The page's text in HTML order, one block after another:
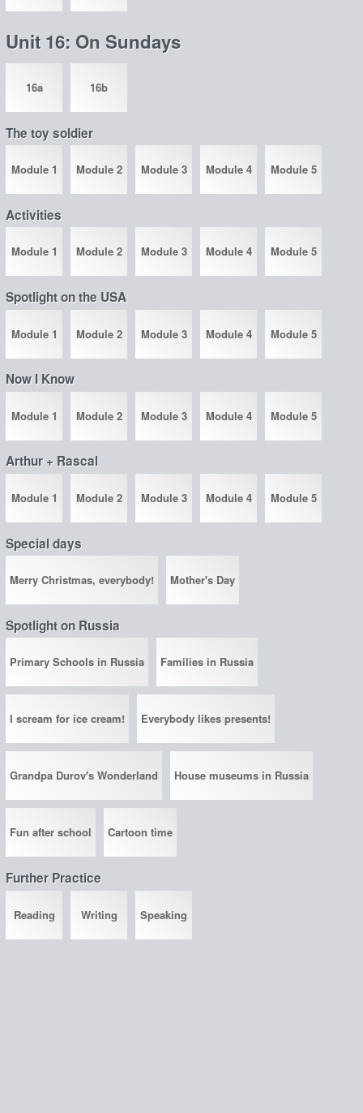
Unit 16: On Sundays
16a 16b
The toy soldier
Module 1 Module 2 Module 3 Module 4 Module 5
Activities
Module 1 Module 2 Module 3 Module 4 Module 5
Spotlight on the USA
Module 1 Module 2 Module 3 Module 4 Module 5
Now I Know
Module 1 Module 2 Module 3 Module 4 Module 5
Arthur + Rascal
Module 1 Module 2 Module 3 Module 4 Module 5
Special days
Merry Christmas, everybody! Mother's Day
Spotlight on Russia
Primary Schools in Russia Families in Russia
I scream for ice cream! Everybody likes presents!
Grandpa Durov's Wonderland House museums in Russia
Fun after school Cartoon time
Further Practice
Reading Writing Speaking